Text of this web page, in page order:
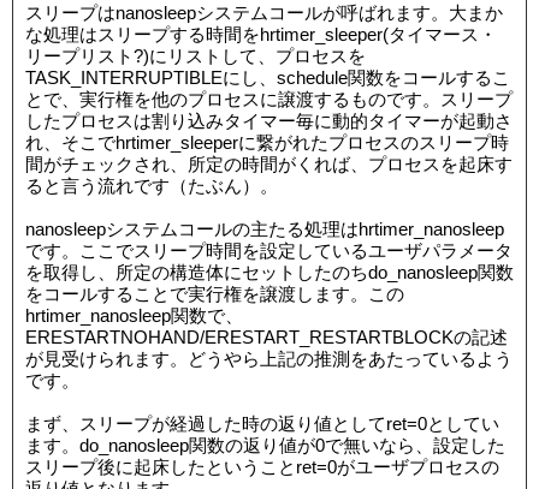
スリープはnanosleepシステムコールが呼ばれます。大まか
な処理はスリープする時間をhrtimer_sleeper(タイマース・
リープリスト?)にリストして、プロセスを
TASK_INTERRUPTIBLEにし、schedule関数をコールするこ
とで、実行権を他のプロセスに譲渡するものです。スリープ
したプロセスは割り込みタイマー毎に動的タイマーが起動さ
れ、そこでhrtimer_sleeperに繋がれたプロセスのスリープ時
間がチェックされ、所定の時間がくれば、プロセスを起床す
ると言う流れです（たぶん）。
nanosleepシステムコールの主たる処理はhrtimer_nanosleep
です。ここでスリープ時間を設定しているユーザパラメータ
を取得し、所定の構造体にセットしたのちdo_nanosleep関数
をコールすることで実行権を譲渡します。この
hrtimer_nanosleep関数で、
ERESTARTNOHAND/ERESTART_RESTARTBLOCKの記述
が見受けられます。どうやら上記の推測をあたっているよう
です。
まず、スリープが経過した時の返り値としてret=0としてい
ます。do_nanosleep関数の返り値が0で無いなら、設定した
スリープ後に起床したということret=0がユーザプロセスの